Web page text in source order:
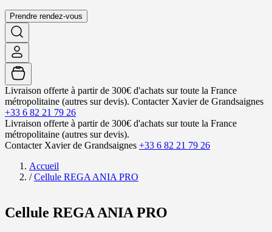
Prendre rendez-vous
Livraison offerte à partir de 300€ d'achats sur toute la France
métropolitaine (autres sur devis). Contacter Xavier de Grandsaignes
+33 6 82 21 79 26
Livraison offerte à partir de 300€ d'achats sur toute la France
métropolitaine (autres sur devis).
Contacter Xavier de Grandsaignes +33 6 82 21 79 26
Accueil
/ Cellule REGA ANIA PRO
Cellule REGA ANIA PRO